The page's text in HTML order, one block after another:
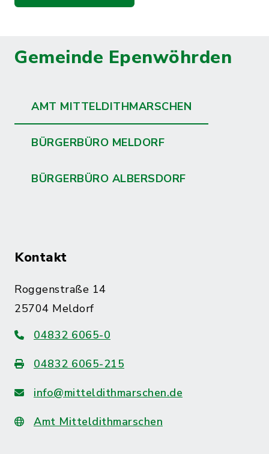
Gemeinde Epenwöhrden
AMT MITTELDITHMARSCHEN
BÜRGERBÜRO MELDORF
BÜRGERBÜRO ALBERSDORF
Kontakt
Roggenstraße 14
25704 Meldorf
04832 6065-0
04832 6065-215
info@mitteldithmarschen.de
Amt Mitteldithmarschen